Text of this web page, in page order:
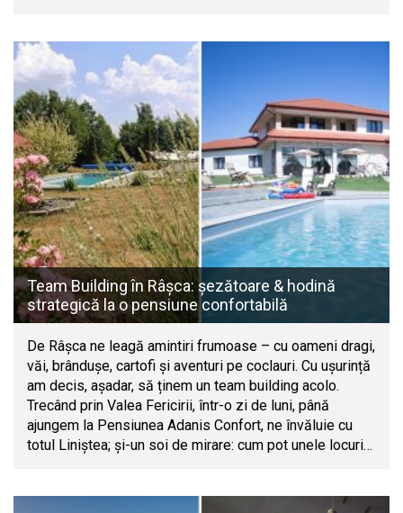
Team Building în Râșca: șezătoare & hodină
strategică la o pensiune confortabilă
De Râșca ne leagă amintiri frumoase – cu oameni dragi,
văi, brândușe, cartofi și aventuri pe coclauri. Cu ușurință
am decis, așadar, să ținem un team building acolo.
Trecând prin Valea Fericirii, într-o zi de luni, până
ajungem la Pensiunea Adanis Confort, ne învăluie cu
totul Liniștea; și-un soi de mirare: cum pot unele locuri…